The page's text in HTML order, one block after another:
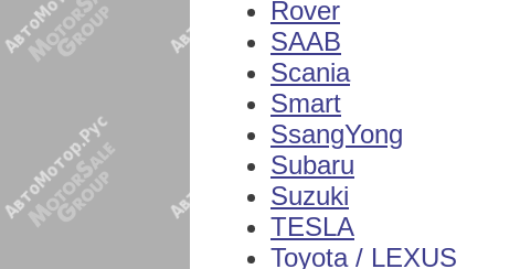
Rover
SAAB
Scania
Smart
SsangYong
Subaru
Suzuki
TESLA
Toyota / LEXUS